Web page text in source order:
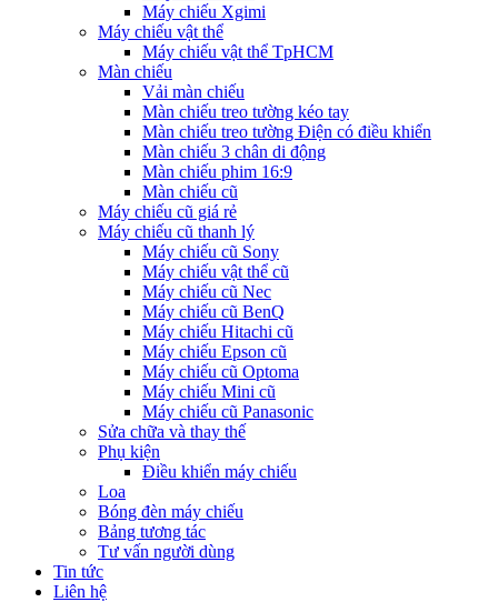
Máy chiếu Xgimi
Máy chiếu vật thể
Máy chiếu vật thể TpHCM
Màn chiếu
Vải màn chiếu
Màn chiếu treo tường kéo tay
Màn chiếu treo tường Điện có điều khiển
Màn chiếu 3 chân di động
Màn chiếu phim 16:9
Màn chiếu cũ
Máy chiếu cũ giá rẻ
Máy chiếu cũ thanh lý
Máy chiếu cũ Sony
Máy chiếu vật thể cũ
Máy chiếu cũ Nec
Máy chiếu cũ BenQ
Máy chiếu Hitachi cũ
Máy chiếu Epson cũ
Máy chiếu cũ Optoma
Máy chiếu Mini cũ
Máy chiếu cũ Panasonic
Sửa chữa và thay thế
Phụ kiện
Điều khiển máy chiếu
Loa
Bóng đèn máy chiếu
Bảng tương tác
Tư vấn người dùng
Tin tức
Liên hệ